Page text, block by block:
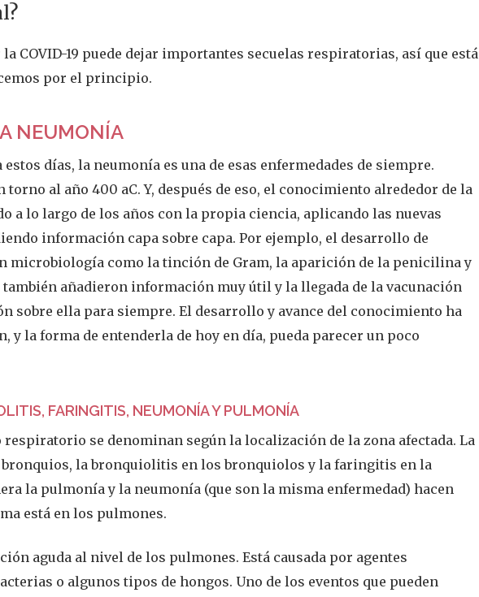
COVID-19 puede dejar importantes secuelas respiratorias, así que está
por el principio.
NEUMONÍA
estos días, la neumonía es una de esas enfermedades de siempre.
al año 400 aC. Y, después de eso, el conocimiento alrededor de la
a lo largo de los años con la propia ciencia, aplicando las nuevas
información capa sobre capa. Por ejemplo, el desarrollo de
microbiología como latinción de Gram, la aparición de la penicilina y
añadieron información muy útil y la llegada de la vacunación
sobre ella para siempre. El desarrollo y avance del conocimiento ha
y la forma de entenderla de hoy en día, pueda parecer un poco
FARINGITIS, NEUMONÍA Y PULMONÍA
se denominan según la localización de la zona afectada. La
la bronquiolitis en los bronquiolos y la faringitis en la
la pulmonía y la neumonía (que son la misma enfermedad) hacen
está en los pulmones.
aguda al nivel de los pulmones. Está causada por agentes
o algunos tipos de hongos. Uno de los eventos que pueden